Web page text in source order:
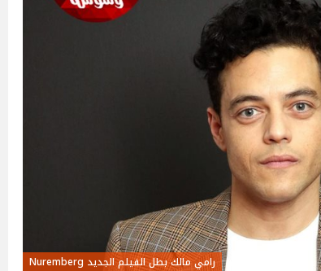
رامي مالك بطل الفيلم الجديد Nuremberg